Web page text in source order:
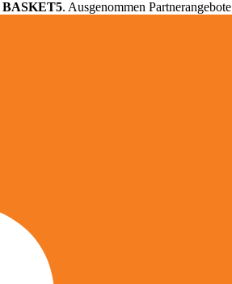
BASKET5. Ausgenommen Partnerangebote